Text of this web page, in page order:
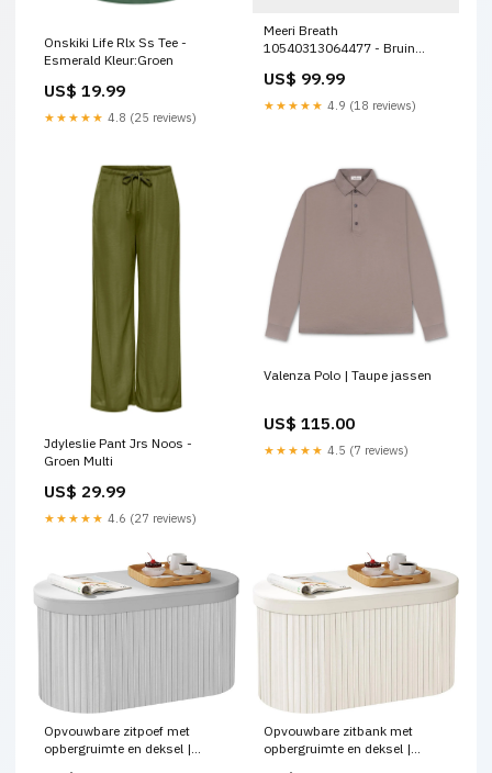
Onskiki Life Rlx Ss Tee -
Esmerald Kleur:Groen
US$ 19.99
★★★★★ 4.8 (25 reviews)
Meeri Breath
10540313064477 - Bruin
US$ 99.99
★★★★★ 4.9 (18 reviews)
Jdyleslie Pant Jrs Noos -
Groen Multi
US$ 29.99
★★★★★ 4.6 (27 reviews)
Valenza Polo | Taupe jassen
US$ 115.00
★★★★★ 4.5 (7 reviews)
Opvouwbare zitpoef met
opbergruimte en deksel |
Opvouwbare zitbank met
opbergruimte en deksel |